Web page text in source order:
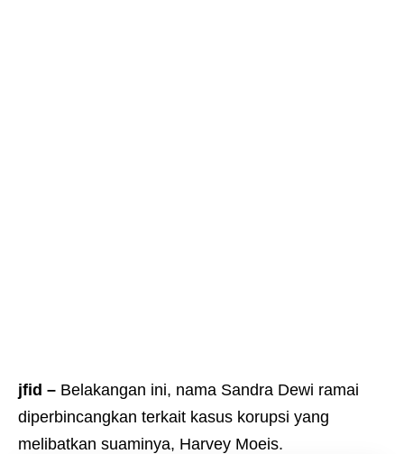
jfid – Belakangan ini, nama Sandra Dewi ramai
diperbincangkan terkait kasus korupsi yang
melibatkan suaminya, Harvey Moeis.